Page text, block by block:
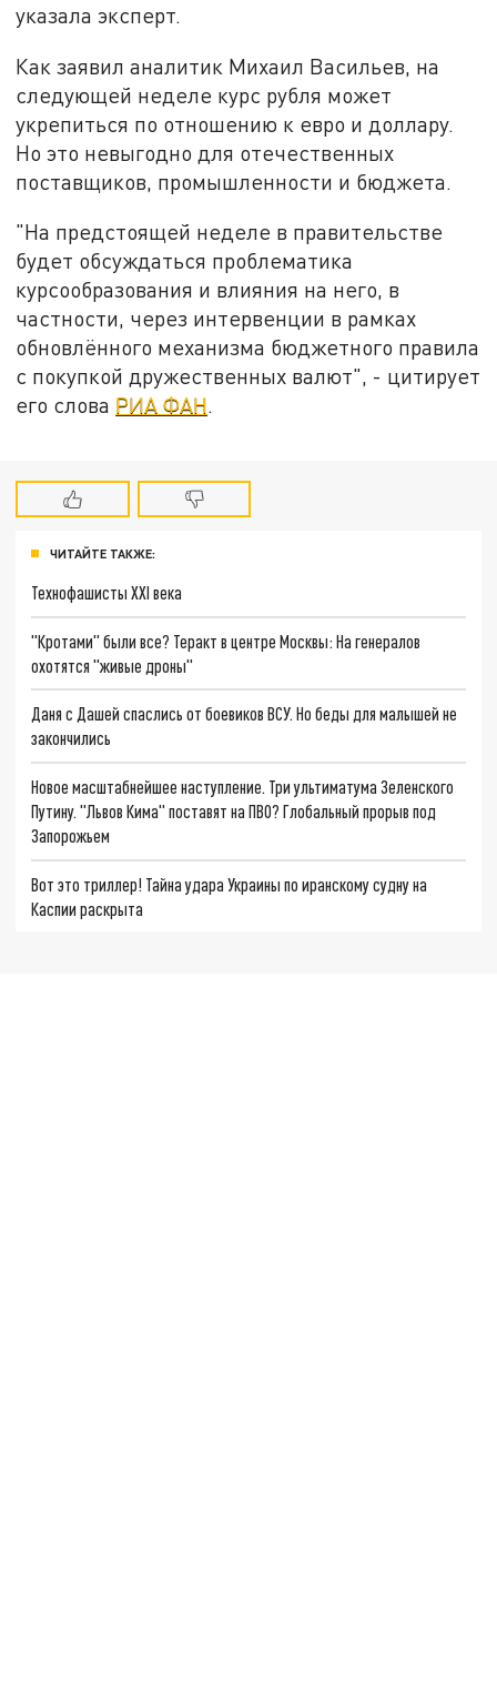
указала эксперт.
Как заявил аналитик Михаил Васильев, на
следующей неделе курс рубля может
укрепиться по отношению к евро и доллару.
Но это невыгодно для отечественных
поставщиков, промышленности и бюджета.
"На предстоящей неделе в правительстве
будет обсуждаться проблематика
курсообразования и влияния на него, в
частности, через интервенции в рамках
обновлённого механизма бюджетного правила
с покупкой дружественных валют", - цитирует
его слова РИА ФАН.
ЧИТАЙТЕ ТАКЖЕ:
Технофашисты XXI века
"Кротами" были все? Теракт в центре Москвы: На генералов
охотятся "живые дроны"
Даня с Дашей спаслись от боевиков ВСУ. Но беды для малышей не
закончились
Новое масштабнейшее наступление. Три ультиматума Зеленского
Путину. "Львов Кима" поставят на ПВО? Глобальный прорыв под
Запорожьем
Вот это триллер! Тайна удара Украины по иранскому судну на
Каспии раскрыта